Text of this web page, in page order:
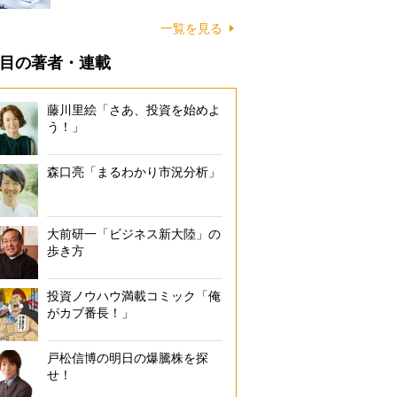
一覧を見る
の著者・連載
藤川里絵「さあ、投資を始めよ
う！」
森口亮「まるわかり市況分析」
大前研一「ビジネス新大陸」の
歩き方
投資ノウハウ満載コミック「俺
がカブ番長！」
戸松信博の明日の爆騰株を探
せ！